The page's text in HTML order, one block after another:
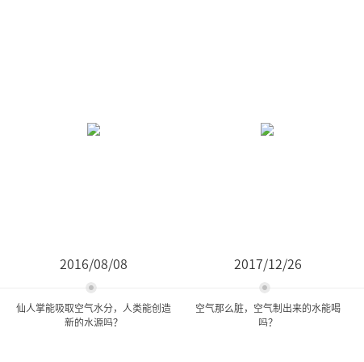
2016/08/08
仙人掌能吸取空气水分，人类能创造
新的水源吗？
2017/12/26
空气那么脏，空气制出来的水能喝
吗？